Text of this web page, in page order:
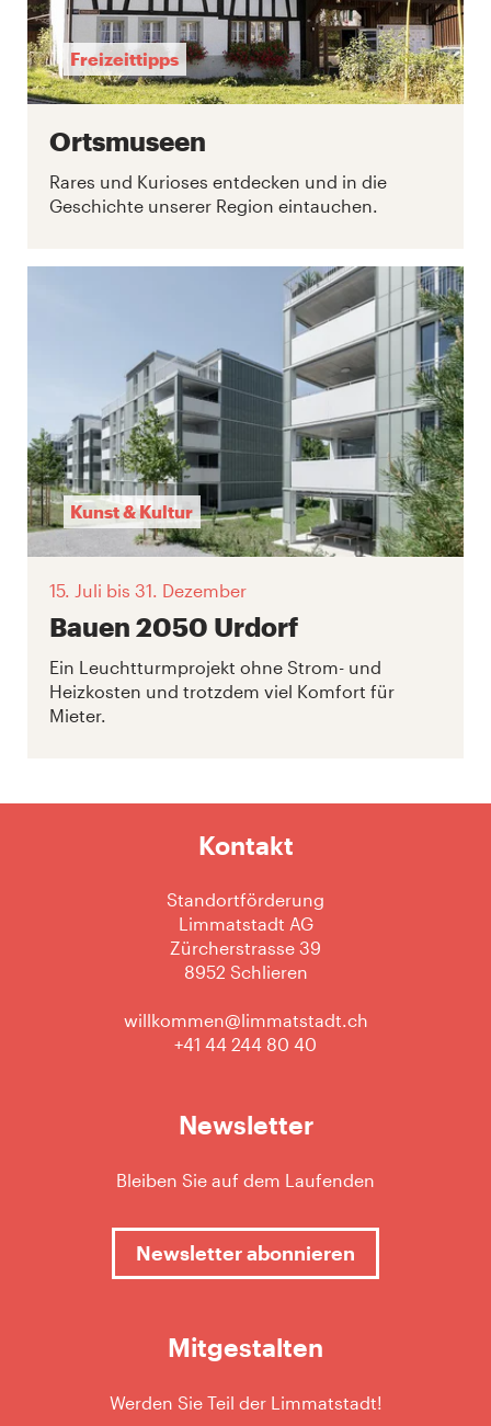
Freizeittipps
Ortsmuseen
Rares und Kurioses entdecken und in die
Geschichte unserer Region eintauchen.
Kunst & Kultur
15. Juli bis 31. Dezember
Bauen 2050 Urdorf
Ein Leuchtturmprojekt ohne Strom- und
Heizkosten und trotzdem viel Komfort für
Mieter.
Kontakt
Standortförderung
Limmatstadt AG
Zürcherstrasse 39
8952 Schlieren
willkommen@limmatstadt.ch
+41 44 244 80 40
Newsletter
Bleiben Sie auf dem Laufenden
Newsletter abonnieren
Mitgestalten
Werden Sie Teil der Limmatstadt!